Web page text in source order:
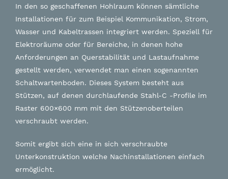
In den so geschaffenen Hohlraum können sämtliche
Installationen für zum Beispiel Kommunikation, Strom,
Wasser und Kabeltrassen integriert werden. Speziell für
Elektroräume oder für Bereiche, in denen hohe
Anforderungen an Querstabilität und Lastaufnahme
gestellt werden, verwendet man einen sogenannten
Schaltwartenboden. Dieses System besteht aus
Stützen, auf denen durchlaufende Stahl-C -Profile im
Raster 600×600 mm mit den Stützenoberteilen
verschraubt werden.
Somit ergibt sich eine in sich verschraubte
Unterkonstruktion welche Nachinstallationen einfach
ermöglicht.